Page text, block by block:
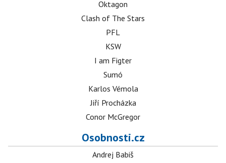
Oktagon
Clash of The Stars
PFL
KSW
I am Figter
Sumó
Karlos Vémola
Jiří Procházka
Conor McGregor
Osobnosti.cz
Andrej Babiš